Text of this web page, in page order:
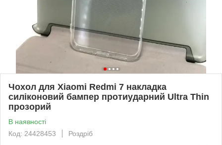
Чохол для Xiaomi Redmi 7 накладка
силіконовий бампер протиударний Ultra Thin
прозорий
В наявності
Код: 24428453
Роздріб